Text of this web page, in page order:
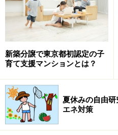
「屋上広場または2階以上
これに類するものの周囲に
以上の手すり壁、さくまた
い」（建築基準法施行令第
つまり、2階以上の部分のバ
上の手すりまたはさくをつ
っているのです(※1）。
（※1）マンションと3階建て以上の
新築分譲で東京都初認定の子
育て支援マンションとは？
夏休みの自由
エネ対策